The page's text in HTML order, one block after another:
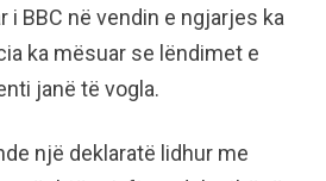
i BBC në vendin e ngjarjes ka
ka mësuar se lëndimet e
janë të vogla.
një deklaratë lidhur me